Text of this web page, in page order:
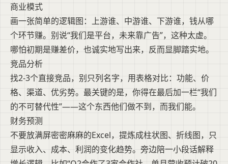
商业模式
画一张简单的逻辑图：上游谁、中游谁、下游谁，钱从哪
个环节赚。别说“我们是平台，未来靠广告”，这种太虚。
哪怕初期是赚差价，也诚实地写出来，反而显脚踏实地。
竞品分析
找2-3个直接竞品，别只列名字，用表格对比：功能、价
格、渠道、优劣势。最关键的是，你得在最后加一栏“我们
的不可替代性”——这个东西他们做不到，而我们能。
财务预测
不要放满屏密密麻麻的Excel，提炼成柱状图、折线图，只
显示收入、成本、利润的变化趋势。旁边陪一小段话解释